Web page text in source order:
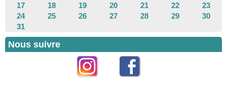
17
18 19 20 21 22
23
24
25 26 27 28 29
30
31
Nous suivre